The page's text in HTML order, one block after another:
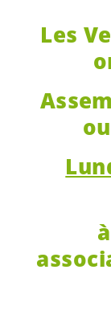
Les